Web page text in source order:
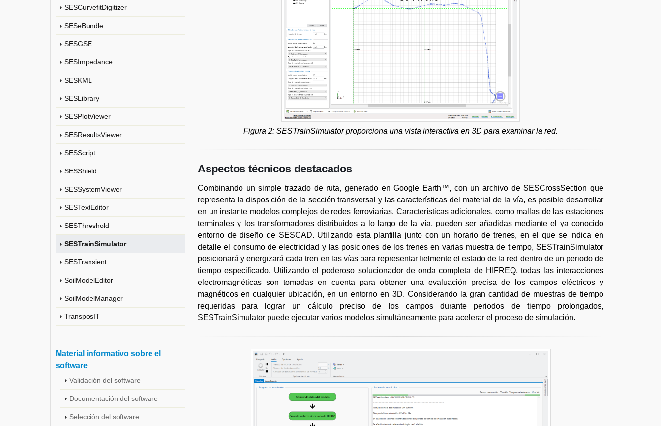
SESCurvefitDigitizer
SESeBundle
SESGSE
SESImpedance
SESKML
SESLibrary
SESPlotViewer
SESResultsViewer
SESScript
SESShield
SESSystemViewer
SESTextEditor
SESThreshold
SESTrainSimulator
SESTransient
SoilModelEditor
SoilModelManager
TransposIT
Material informativo sobre el
software
Validación del software
Documentación del software
Selección del software
Figura 2: SESTrainSimulator proporciona una vista interactiva en 3D para examinar la red.
Aspectos técnicos destacados
Combinando un simple trazado de ruta, generado en Google Earth™, con un archivo de SESCrossSection que
representa la disposición de la sección transversal y las características del material de la vía, es posible desarrollar
en un instante modelos complejos de redes ferroviarias. Características adicionales, como mallas de las estaciones
terminales y los transformadores distribuidos a lo largo de la vía, pueden ser añadidas mediante el ya conocido
entorno de diseño de SESCAD. Utilizando esta plantilla junto con un horario de trenes, en el que se indica en
detalle el consumo de electricidad y las posiciones de los trenes en varias muestra de tiempo, SESTrainSimulator
posicionará y energizará cada tren en las vías para representar fielmente el estado de la red dentro de un periodo de
tiempo especificado. Utilizando el poderoso solucionador de onda completa de HIFREQ, todas las interacciones
electromagnéticas son tomadas en cuenta para obtener una evaluación precisa de los campos eléctricos y
magnéticos en cualquier ubicación, en un entorno en 3D. Considerando la gran cantidad de muestras de tiempo
requeridas para lograr un cálculo preciso de los campos durante periodos de tiempo prolongados,
SESTrainSimulator puede ejecutar varios modelos simultáneamente para acelerar el proceso de simulación.